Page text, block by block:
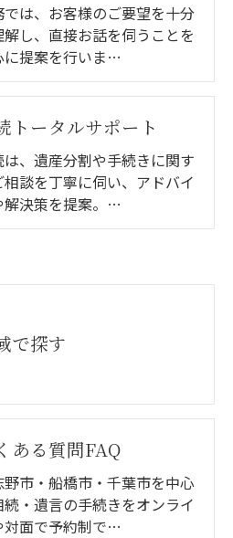
では、お客様のご要望を十分
解し、直接お話を伺うことを
に提案を行いま…
トータルサポート
は、遺産分割や手続きに関す
相談を丁寧に伺い、アドバイ
解決策を提案。…
で探す
ある質問FAQ
野市・船橋市・千葉市を中心
続・遺言の手続きをオンライ
対面で予約制で…